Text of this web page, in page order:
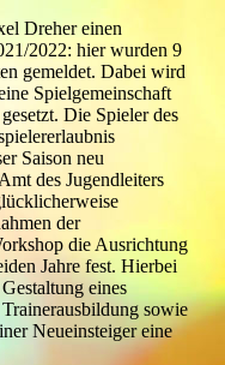
Dreher einen
2022: hier wurden 9
gemeldet. Dabei wird
Spielgemeinschaft
Die Spieler des
Saison neu
des Jugendleiters
der
die Ausrichtung
Jahre fest. Hierbei
eines
sowie
Neueinsteiger eine